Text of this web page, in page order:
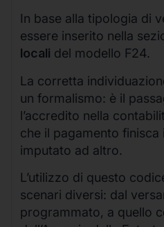
In base alla tipologia di
essere inserito nella
locali del modello F24.
La corretta
un formalismo: è il
l’accredito nella
che il pagamento finisca
imputato ad altro.
L’utilizzo di questo
scenari diversi: dal
programmato, a quello